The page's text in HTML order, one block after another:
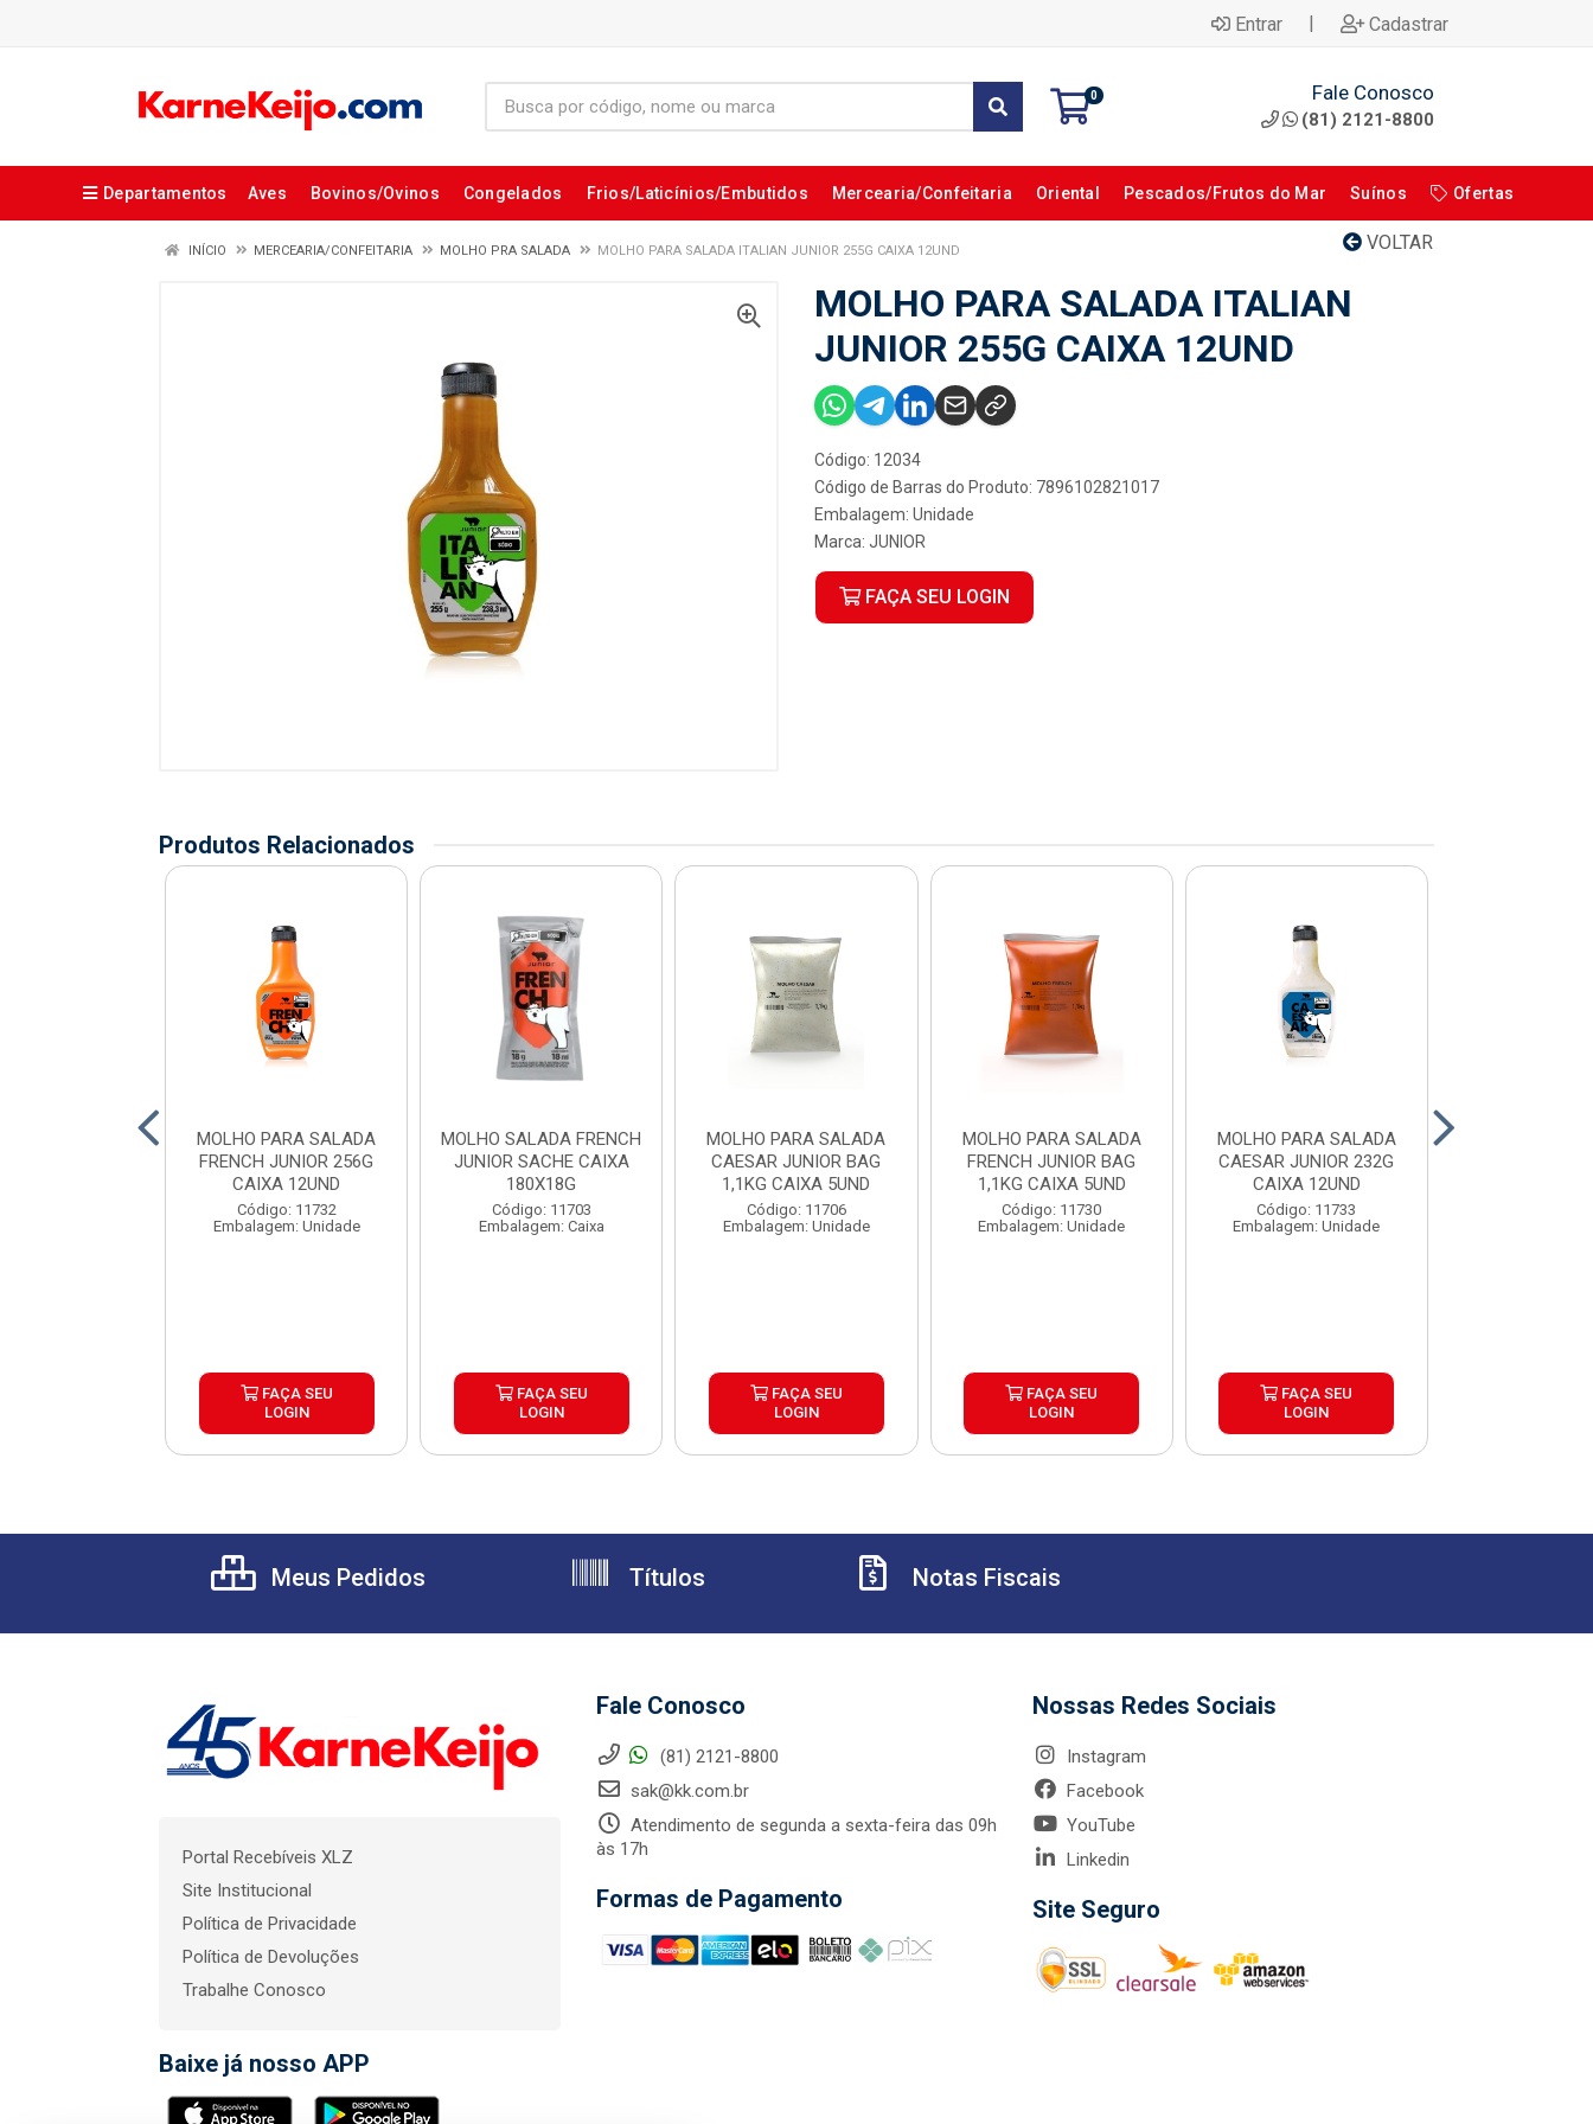
Entrar | Cadastrar
0 Fale Conosco
(81) 2121-8800
Departamentos Aves Bovinos/Ovinos Congelados Frios/Laticínios/Embutidos Mercearia/Confeitaria Oriental Pescados/Frutos do Mar Suínos Ofertas
VOLTAR
INÍCIO MERCEARIA/CONFEITARIA MOLHO PRA SALADA MOLHO PARA SALADA ITALIAN JUNIOR 255G CAIXA 12UND
MOLHO PARA SALADA ITALIAN
JUNIOR 255G CAIXA 12UND
Código: 12034
Código de Barras do Produto: 7896102821017
Embalagem: Unidade
Marca: JUNIOR
FAÇA SEU LOGIN
Produtos Relacionados
MOLHO PARA SALADA
FRENCH JUNIOR 256G
CAIXA 12UND
Código: 11732
Embalagem: Unidade
FAÇA SEU
LOGIN
MOLHO SALADA FRENCH
JUNIOR SACHE CAIXA
180X18G
Código: 11703
Embalagem: Caixa
FAÇA SEU
LOGIN
MOLHO PARA SALADA
CAESAR JUNIOR BAG
1,1KG CAIXA 5UND
Código: 11706
Embalagem: Unidade
FAÇA SEU
LOGIN
MOLHO PARA SALADA
FRENCH JUNIOR BAG
1,1KG CAIXA 5UND
Código: 11730
Embalagem: Unidade
FAÇA SEU
LOGIN
MOLHO PARA SALADA
CAESAR JUNIOR 232G
CAIXA 12UND
Código: 11733
Embalagem: Unidade
FAÇA SEU
LOGIN
Meus Pedidos Títulos Notas Fiscais
Portal Recebíveis XLZ
Site Institucional
Política de Privacidade
Política de Devoluções
Trabalhe Conosco
Baixe já nosso APP
Fale Conosco
(81) 2121-8800
sak@kk.com.br
Atendimento de segunda a sexta-feira das 09h
às 17h
Formas de Pagamento
Nossas Redes Sociais
Instagram
Facebook
YouTube
Linkedin
Site Seguro